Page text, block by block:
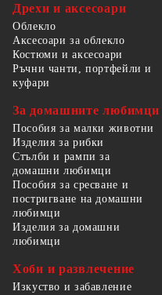
Дрехи и аксесоари
Облекло
Аксесоари за облекло
Костюми и аксесоари
Ръчни чанти, портфейли и
куфари
За домашните любимци
Пособия за малки животни
Изделия за рибки
Стълби и рампи за
домашни любимци
Пособия за сресване и
постригване на домашни
любимци
Изделия за домашни
любимци
Хоби и развлечение
Изкуство и забавление